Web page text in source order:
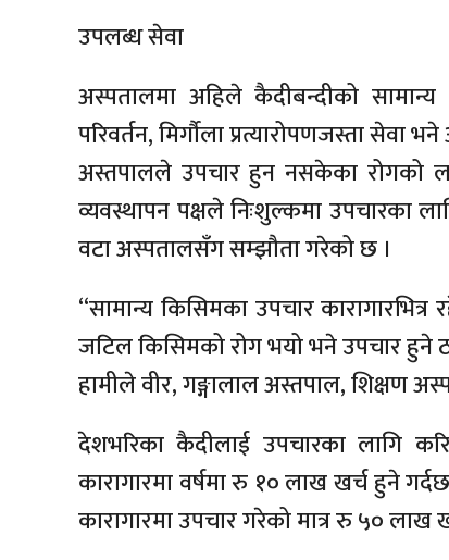
उपलब्ध सेवा
अस्पतालमा अहिले कैदीबन्दीको
परिवर्तन, मिर्गौला प्रत्यारोपणजस्ता
अस्तपालले उपचार हुन नसकेका रोगको
व्यवस्थापन पक्षले निःशुल्कमा उपचारका
वटा अस्पतालसँग सम्झौता गरेको छ ।
“सामान्य किसिमका उपचार
जटिल किसिमको रोग भयो भने उपचार हुने
हामीले वीर, गङ्गालाल अस्तपाल, शिक्षण
देशभरिका कैदीलाई उपचारका लागि
कारागारमा वर्षमा रु १० लाख खर्च हुने
कारागारमा उपचार गरेको मात्र रु ५० लाख